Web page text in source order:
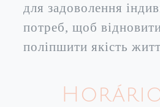
для задоволення
потреб, щоб
поліпшити якість